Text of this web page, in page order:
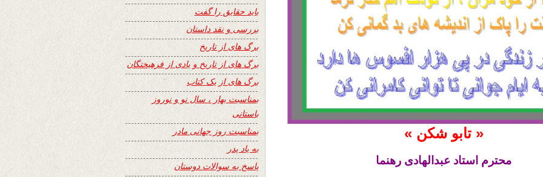
« تابو شکن »
محترم استاد عبدالهادی رهنما
باید حقایق را گفت
بررسی و نقد داستان
برگ های از تاریخ
برگ های از تاریخ و یادی از فرهیختگان
برگ های از یک کتاب
بمناسبت بهار ، سال نو و نوروز
باستانی
بمناسبت روز جهانی مادر
به یاد پدر
پاسخ به سوالات دوستان